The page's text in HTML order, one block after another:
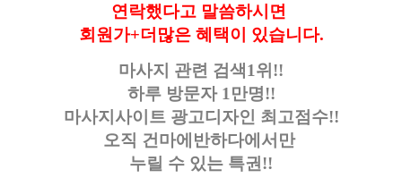
연락했다고 말씀하시면
회원가+더많은 혜택이 있습니다.
마사지 관련 검색1위!!
하루 방문자 1만명!!
마사지사이트 광고디자인 최고점수!!
오직 건마에반하다에서만
누릴 수 있는 특권!!